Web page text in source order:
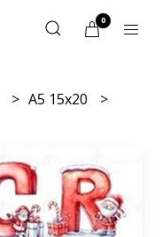
0
A5 15x20